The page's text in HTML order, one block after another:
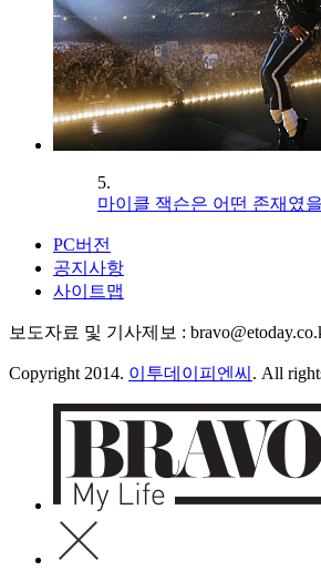
5.
마이클 잭슨은 어떤 존재였
PC버전
공지사항
사이트맵
보도자료 및 기사제보 :
Copyright 2014. 이투데이피엔씨 . All